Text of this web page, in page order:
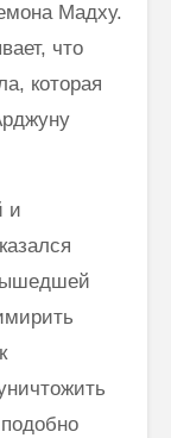
Мадху.
что
которая
и